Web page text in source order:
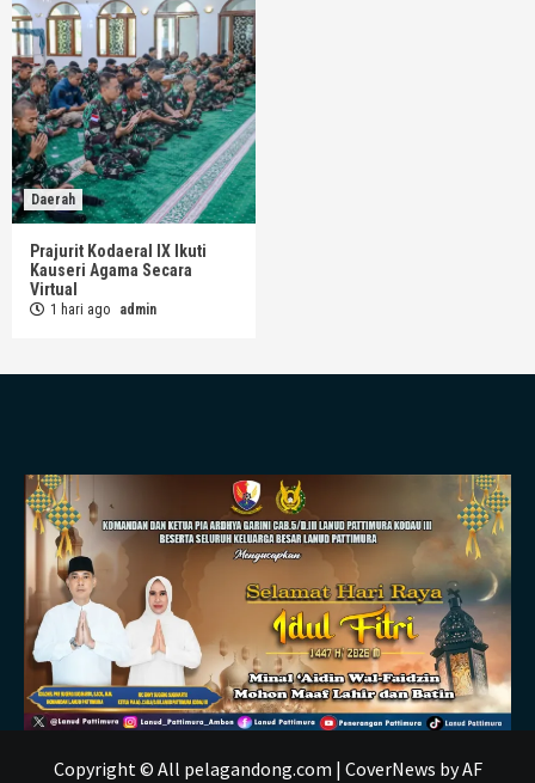
Daerah
Prajurit Kodaeral IX Ikuti
Kauseri Agama Secara
Virtual
1 hari ago admin
Copyright © All pelagandong.com | CoverNews by AF